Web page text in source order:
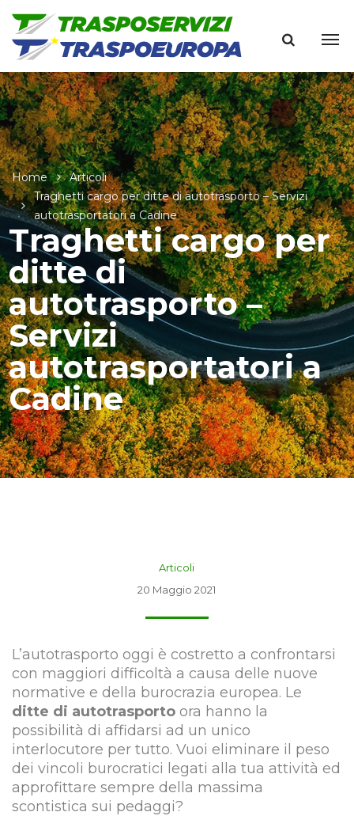
Home
Articoli
Traghetti cargo per ditte di autotrasporto – Servizi
autotrasportatori a Cadine
Traghetti cargo per
ditte di
autotrasporto –
Servizi
autotrasportatori a
Cadine
Articoli
20 Maggio 2021
L’autotrasporto oggi è costretto a confrontarsi
con maggiori difficoltà a causa delle nuove
normative e della burocrazia europea. Le
ditte di autotrasporto ora hanno la
possibilità di affidarsi ad un unico
interlocutore per tutto. Vuoi eliminare il peso
dei vincoli burocratici legati alla tua attività ed
approfittare sempre della massima
scontistica sui pedaggi?